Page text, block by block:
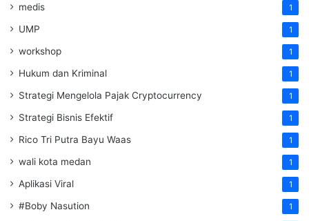
medis 1
UMP 1
workshop 1
Hukum dan Kriminal 1
Strategi Mengelola Pajak Cryptocurrency 1
Strategi Bisnis Efektif 1
Rico Tri Putra Bayu Waas 1
wali kota medan 1
Aplikasi Viral 1
#Boby Nasution 1